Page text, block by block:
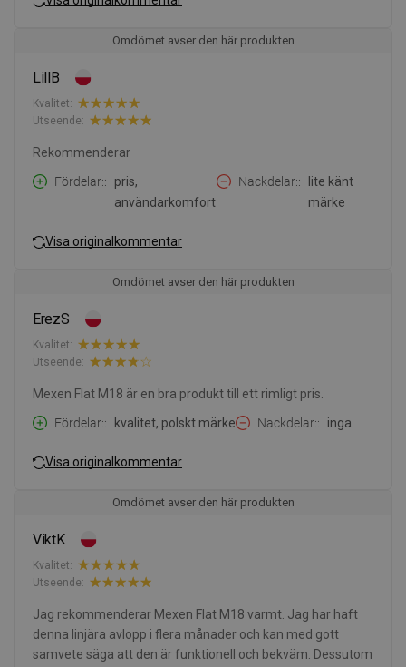
Omdömet avser den här produkten
LillB
Kvalitet:
Utseende:
Rekommenderar
Fördelar:
pris,
användarkomfort
Nackdelar:
lite känt
märke
Visa originalkommentar
Omdömet avser den här produkten
ErezS
Kvalitet:
Utseende:
Mexen Flat M18 är en bra produkt till ett rimligt pris.
Fördelar:
kvalitet, polskt märke Nackdelar: inga
Visa originalkommentar
Omdömet avser den här produkten
ViktK
Kvalitet:
Utseende:
Jag rekommenderar Mexen Flat M18 varmt. Jag har haft
denna linjära avlopp i flera månader och kan med gott
samvete säga att den är funktionell och bekväm. Dessutom